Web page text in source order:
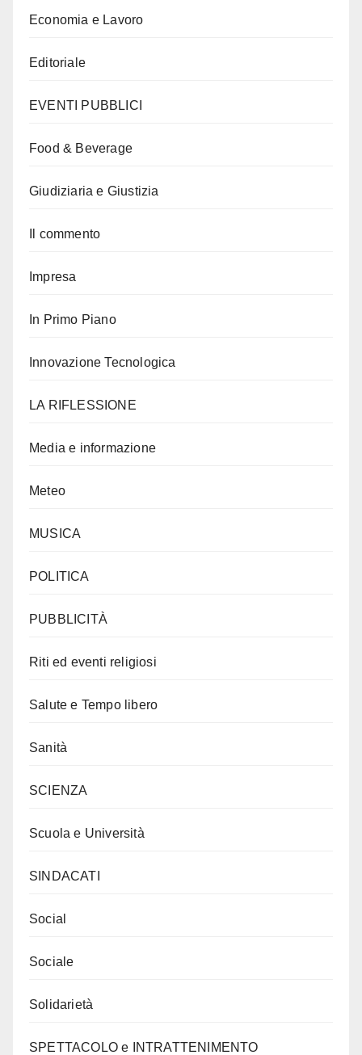
Economia e Lavoro
Editoriale
EVENTI PUBBLICI
Food & Beverage
Giudiziaria e Giustizia
Il commento
Impresa
In Primo Piano
Innovazione Tecnologica
LA RIFLESSIONE
Media e informazione
Meteo
MUSICA
POLITICA
PUBBLICITÀ
Riti ed eventi religiosi
Salute e Tempo libero
Sanità
SCIENZA
Scuola e Università
SINDACATI
Social
Sociale
Solidarietà
SPETTACOLO e INTRATTENIMENTO